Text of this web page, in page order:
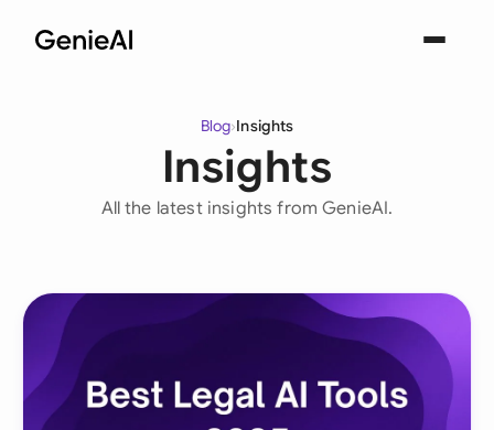
Blog›Insights
Insights
All the latest insights from GenieAI.